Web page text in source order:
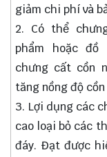
giảm chi phí và
2. Có thể
phẩm hoặc đồ
chưng cất cồn
tăng nồng độ
3. Lợi dụng các
cao loại bỏ các
đáy. Đạt được